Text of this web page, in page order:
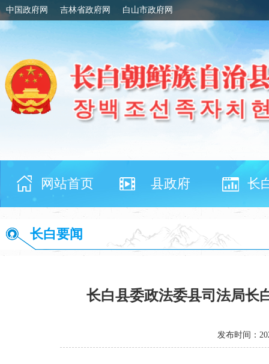
中国政府网 吉林省政府网 白山市政府网
网站首页 县政府 长
长白要闻
长白县委政法委县司法局长
发布时间：